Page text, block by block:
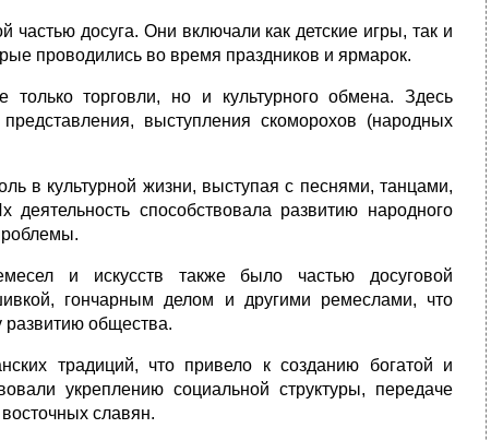
досуга. Они включали как детские игры, так и
проводились во время праздников и ярмарок.
торговли, но и культурного обмена. Здесь
выступления скоморохов (народных
в культурной жизни, выступая с песнями, танцами,
способствовала развитию народного
и искусств также было частью досуговой
гончарным делом и другими ремеслами, что
развитию общества.
традиций, что привело к созданию богатой и
укреплению социальной структуры, передаче
славян.